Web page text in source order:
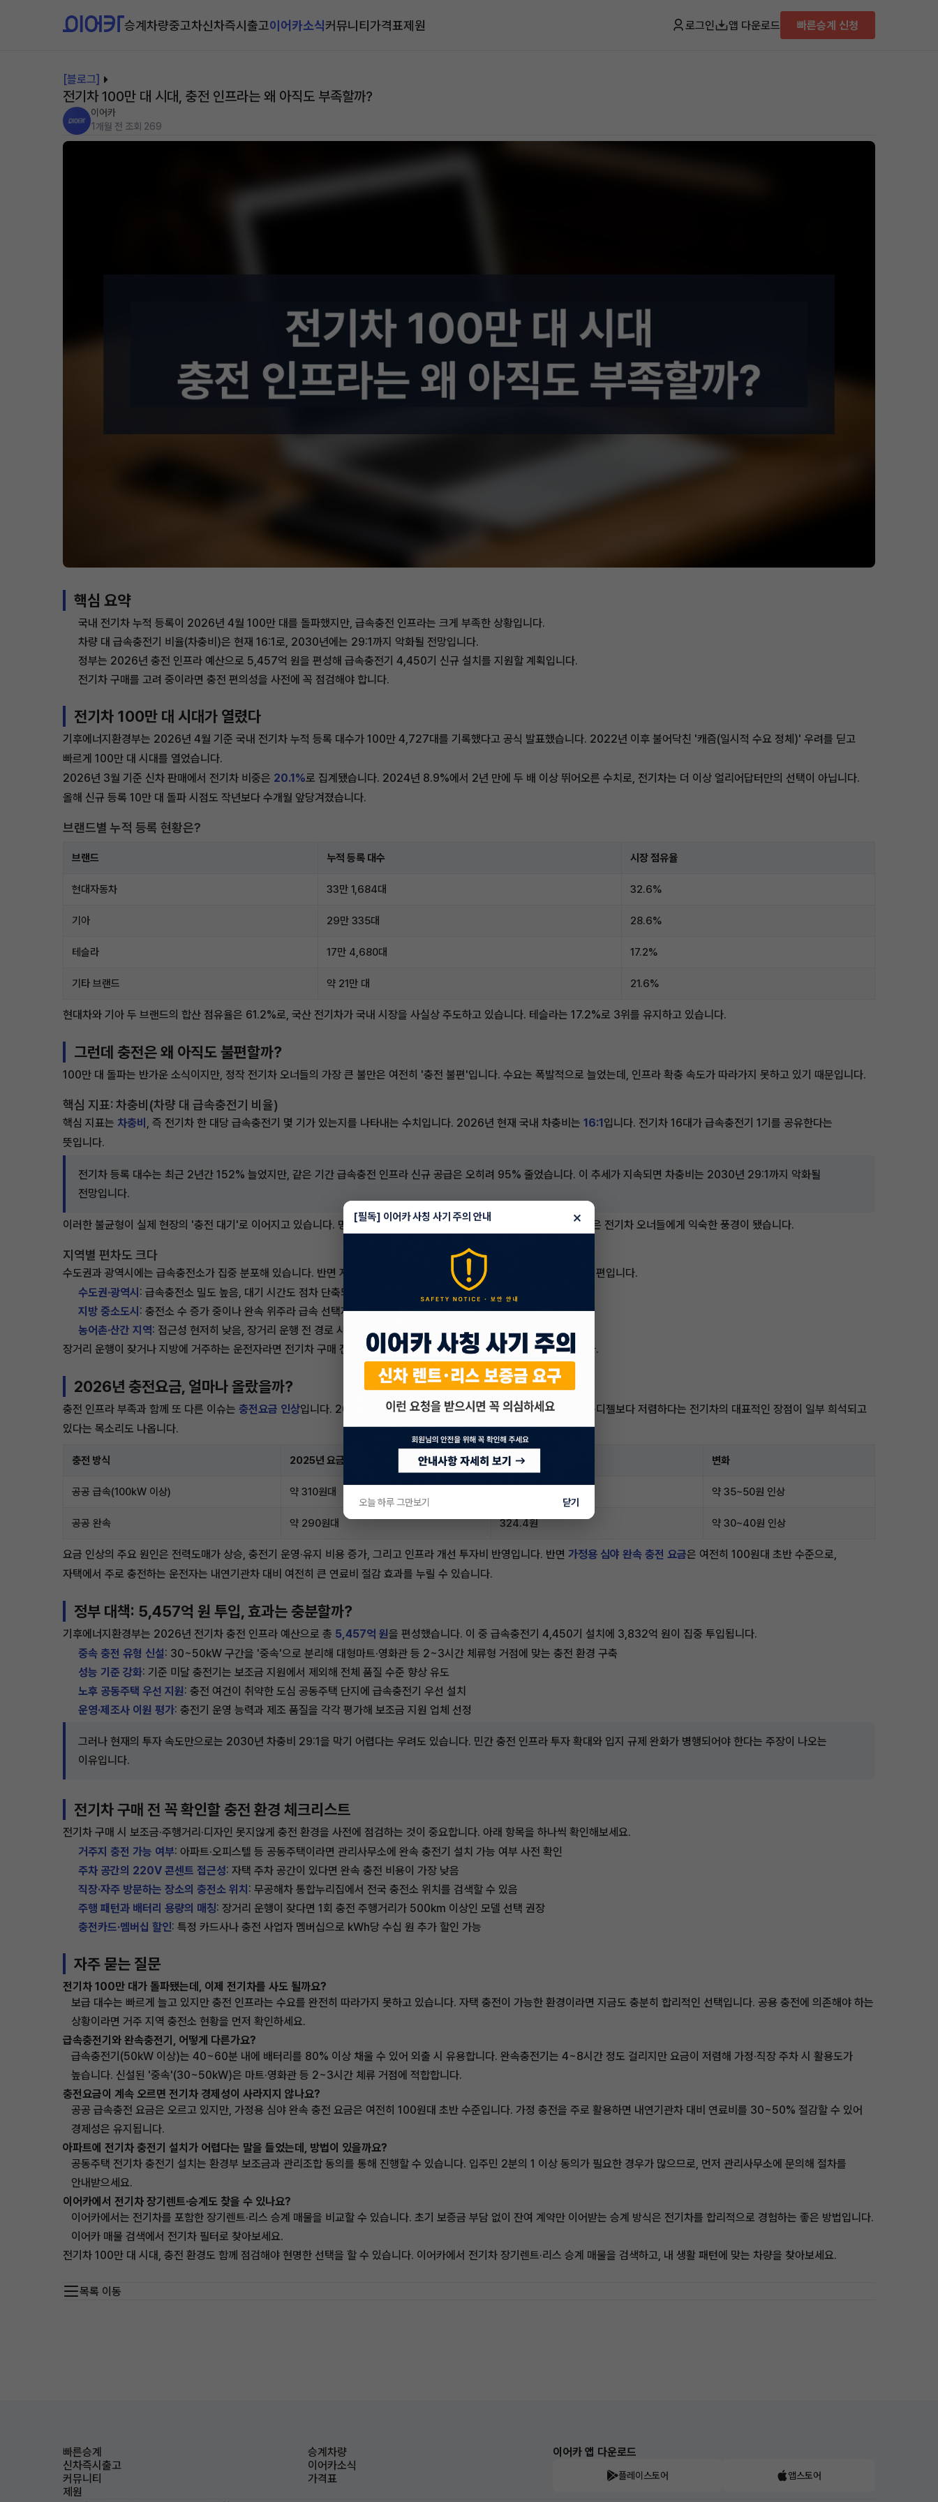
승계차량중고차신차즉시출고이어카소식커뮤니티가격표제원 로그인 앱 다운로드 빠른승계 신청
[블로그]
전기차 100만 대 시대, 충전 인프라는 왜 아직도 부족할까?
이어카
1개월 전 조회 269
핵심 요약
국내 전기차 누적 등록이 2026년 4월 100만 대를 돌파했지만, 급속충전 인프라는 크게 부족한 상황입니다.
차량 대 급속충전기 비율(차충비)은 현재 16:1로, 2030년에는 29:1까지 악화될 전망입니다.
정부는 2026년 충전 인프라 예산으로 5,457억 원을 편성해 급속충전기 4,450기 신규 설치를 지원할 계획입니다.
전기차 구매를 고려 중이라면 충전 편의성을 사전에 꼭 점검해야 합니다.
전기차 100만 대 시대가 열렸다
기후에너지환경부는 2026년 4월 기준 국내 전기차 누적 등록 대수가 100만 4,727대를 기록했다고 공식 발표했습니다. 2022년 이후 불어닥친 '캐즘(일시적 수요 정체)' 우려를 딛고
빠르게 100만 대 시대를 열었습니다.
2026년 3월 기준 신차 판매에서 전기차 비중은 20.1%로 집계됐습니다. 2024년 8.9%에서 2년 만에 두 배 이상 뛰어오른 수치로, 전기차는 더 이상 얼리어답터만의 선택이 아닙니다.
올해 신규 등록 10만 대 돌파 시점도 작년보다 수개월 앞당겨졌습니다.
브랜드별 누적 등록 현황은?
브랜드 누적 등록 대수 시장 점유율
현대자동차 33만 1,684대 32.6%
기아 29만 335대 28.6%
테슬라 17만 4,680대 17.2%
기타 브랜드 약 21만 대 21.6%
현대차와 기아 두 브랜드의 합산 점유율은 61.2%로, 국산 전기차가 국내 시장을 사실상 주도하고 있습니다. 테슬라는 17.2%로 3위를 유지하고 있습니다.
그런데 충전은 왜 아직도 불편할까?
100만 대 돌파는 반가운 소식이지만, 정작 전기차 오너들의 가장 큰 불만은 여전히 '충전 불편'입니다. 수요는 폭발적으로 늘었는데, 인프라 확충 속도가 따라가지 못하고 있기 때문입니다.
핵심 지표: 차충비(차량 대 급속충전기 비율)
핵심 지표는 차충비 , 즉 전기차 한 대당 급속충전기 몇 기가 있는지를 나타내는 수치입니다. 2026년 현재 국내 차충비는 16:1입니다. 전기차 16대가 급속충전기 1기를 공유한다는
뜻입니다.
전기차 등록 대수는 최근 2년간 152% 늘었지만, 같은 기간 급속충전 인프라 신규 공급은 오히려 95% 줄었습니다. 이 추세가 지속되면 차충비는 2030년 29:1까지 악화될
전망입니다.
이러한 불균형이 실제 현장의 '충전 대기'로 이어지고 있습니다. 명절·연휴나 주말 고속도로 휴게소에서 충전을 기다리는 줄은 전기차 오너들에게 익숙한 풍경이 됐습니다.
지역별 편차도 크다
수도권과 광역시에는 급속충전소가 집중 분포해 있습니다. 반면 지방 소도시와 농어촌 지역은 여전히 충전소 접근성이 낮은 편입니다.
수도권·광역시 : 급속충전소 밀도 높음, 대기 시간도 점차 단축되는 추세
지방 중소도시 : 충전소 수 증가 중이나 완속 위주라 급속 선택지 제한
농어촌·산간 지역: 접근성 현저히 낮음, 장거리 운행 전 경로 사전 확인 필수
장거리 운행이 잦거나 지방에 거주하는 운전자라면 전기차 구매 전 거주 지역의 충전 인프라 현황을 반드시 점검해야 합니다.
2026년 충전요금, 얼마나 올랐을까?
충전 인프라 부족과 함께 또 다른 이슈는 충전요금 인상입니다. 2026년 들어 공공 충전 요금이 눈에 띄게 오르면서, 가솔린·디젤보다 저렴하다는 전기차의 대표적인 장점이 일부 희석되고
있다는 목소리도 나옵니다.
충전 방식 2025년 요금(kWh당) 2026년 요금(kWh당) 변화
공공 급속(100kW 이상) 약 310원대 약 35~50원 인상
공공 완속 약 290원대 324.4원 약 30~40원 인상
요금 인상의 주요 원인은 전력도매가 상승, 충전기 운영·유지 비용 증가, 그리고 인프라 개선 투자비 반영입니다. 반면 가정용 심야 완속 충전 요금은 여전히 100원대 초반 수준으로,
자택에서 주로 충전하는 운전자는 내연기관차 대비 여전히 큰 연료비 절감 효과를 누릴 수 있습니다.
정부 대책: 5,457억 원 투입, 효과는 충분할까?
기후에너지환경부는 2026년 전기차 충전 인프라 예산으로 총 5,457억 원을 편성했습니다. 이 중 급속충전기 4,450기 설치에 3,832억 원이 집중 투입됩니다.
중속 충전 유형 신설: 30~50kW 구간을 '중속'으로 분리해 대형마트·영화관 등 2~3시간 체류형 거점에 맞는 충전 환경 구축
성능 기준 강화: 기준 미달 충전기는 보조금 지원에서 제외해 전체 품질 수준 향상 유도
노후 공동주택 우선 지원: 충전 여건이 취약한 도심 공동주택 단지에 급속충전기 우선 설치
운영·제조사 이원 평가: 충전기 운영 능력과 제조 품질을 각각 평가해 보조금 지원 업체 선정
그러나 현재의 투자 속도만으로는 2030년 차충비 29:1을 막기 어렵다는 우려도 있습니다. 민간 충전 인프라 투자 확대와 입지 규제 완화가 병행되어야 한다는 주장이 나오는
이유입니다.
전기차 구매 전 꼭 확인할 충전 환경 체크리스트
전기차 구매 시 보조금·주행거리·디자인 못지않게 충전 환경을 사전에 점검하는 것이 중요합니다. 아래 항목을 하나씩 확인해보세요.
거주지 충전 가능 여부: 아파트·오피스텔 등 공동주택이라면 관리사무소에 완속 충전기 설치 가능 여부 사전 확인
주차 공간의 220V 콘센트 접근성: 자택 주차 공간이 있다면 완속 충전 비용이 가장 낮음
직장·자주 방문하는 장소의 충전소 위치 : 무공해차 통합누리집에서 전국 충전소 위치를 검색할 수 있음
주행 패턴과 배터리 용량의 매칭: 장거리 운행이 잦다면 1회 충전 주행거리가 500km 이상인 모델 선택 권장
충전카드·멤버십 할인: 특정 카드사나 충전 사업자 멤버십으로 kWh당 수십 원 추가 할인 가능
자주 묻는 질문
전기차 100만 대가 돌파됐는데, 이제 전기차를 사도 될까요?
보급 대수는 빠르게 늘고 있지만 충전 인프라는 수요를 완전히 따라가지 못하고 있습니다. 자택 충전이 가능한 환경이라면 지금도 충분히 합리적인 선택입니다. 공용 충전에 의존해야 하는
상황이라면 거주 지역 충전소 현황을 먼저 확인하세요.
급속충전기와 완속충전기, 어떻게 다른가요?
급속충전기(50kW 이상)는 40~60분 내에 배터리를 80% 이상 채울 수 있어 외출 시 유용합니다. 완속충전기는 4~8시간 정도 걸리지만 요금이 저렴해 가정·직장 주차 시 활용도가
높습니다. 신설된 '중속'(30~50kW)은 마트·영화관 등 2~3시간 체류 거점에 적합합니다.
충전요금이 계속 오르면 전기차 경제성이 사라지지 않나요?
공공 급속충전 요금은 오르고 있지만, 가정용 심야 완속 충전 요금은 여전히 100원대 초반 수준입니다. 가정 충전을 주로 활용하면 내연기관차 대비 연료비를 30~50% 절감할 수 있어
경제성은 유지됩니다.
아파트에 전기차 충전기 설치가 어렵다는 말을 들었는데, 방법이 있을까요?
공동주택 전기차 충전기 설치는 환경부 보조금과 관리조합 동의를 통해 진행할 수 있습니다. 입주민 2분의 1 이상 동의가 필요한 경우가 많으므로, 먼저 관리사무소에 문의해 절차를
안내받으세요.
이어카에서 전기차 장기렌트·승계도 찾을 수 있나요?
이어카에서는 전기차를 포함한 장기렌트·리스 승계 매물을 비교할 수 있습니다. 초기 보증금 부담 없이 잔여 계약만 이어받는 승계 방식은 전기차를 합리적으로 경험하는 좋은 방법입니다.
이어카 매물 검색에서 전기차 필터로 찾아보세요.
전기차 100만 대 시대, 충전 환경도 함께 점검해야 현명한 선택을 할 수 있습니다. 이어카에서 전기차 장기렌트·리스 승계 매물을 검색하고, 내 생활 패턴에 맞는 차량을 찾아보세요.
목록 이동
빠른승계
승계차량
신차즉시출고
이어카소식
커뮤니티
가격표
제원
이어카 앱 다운로드
플레이스토어 앱스토어
[필독] 이어카 사칭 사기 주의 안내 ×
오늘 하루 그만보기 닫기